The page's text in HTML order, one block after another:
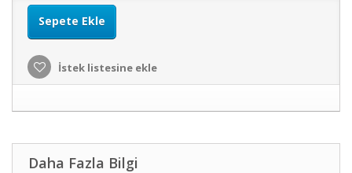
Sepete Ekle
İstek listesine ekle
Daha Fazla Bilgi